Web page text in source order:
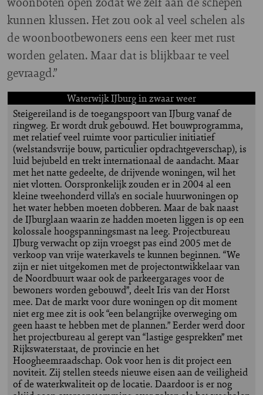
kunnen klussen. Het zou ook al veel schelen als
de woonbootbewoners eens een keer met rust
worden gelaten. Maar dat is blijkbaar te veel
gevraagd.”
Waterwijk IJburg in zwaar weer
Steigereiland is de toegangspoort van IJburg vanaf de
ringweg. Er wordt druk gebouwd. Het bouwprogramma,
met relatief veel ruimte voor particulier initiatief
(welstandsvrije bouw, particulier opdrachtgeverschap), is
luid bejubeld en trekt internationaal de aandacht. Maar
met het natte gedeelte, de drijvende woningen, wil het
niet vlotten. Oorspronkelijk zouden er in 2004 al een
kleine tweehonderd villa’s en sociale huurwoningen op
het water hebben moeten dobberen. Maar de bak naast
de IJburglaan waarin ze hadden moeten liggen is op een
kolossale hoogspanningsmast na leeg. Projectbureau
IJburg verwacht op zijn vroegst pas eind 2005 met de
verkoop van vrije waterkavels te kunnen beginnen. “We
zijn er niet uitgekomen met de projectontwikkelaar van
de Noordbuurt waar ook de parkeergarages voor de
bewoners worden gebouwd”, deelt Iris van der Horst
mee. Dat de markt voor dure woningen op dit moment
niet erg mee zit is ook “een belangrijke overweging om
geen haast te hebben met de plannen.” Eerder werd door
het projectbureau al gerept van “lastige gesprekken” met
Rijkswaterstaat, de provincie en het
Hoogheemraadschap. Ook voor hen is dit project een
noviteit. Zij stellen steeds nieuwe eisen aan de veiligheid
of de waterkwaliteit op de locatie. Daardoor is er nog